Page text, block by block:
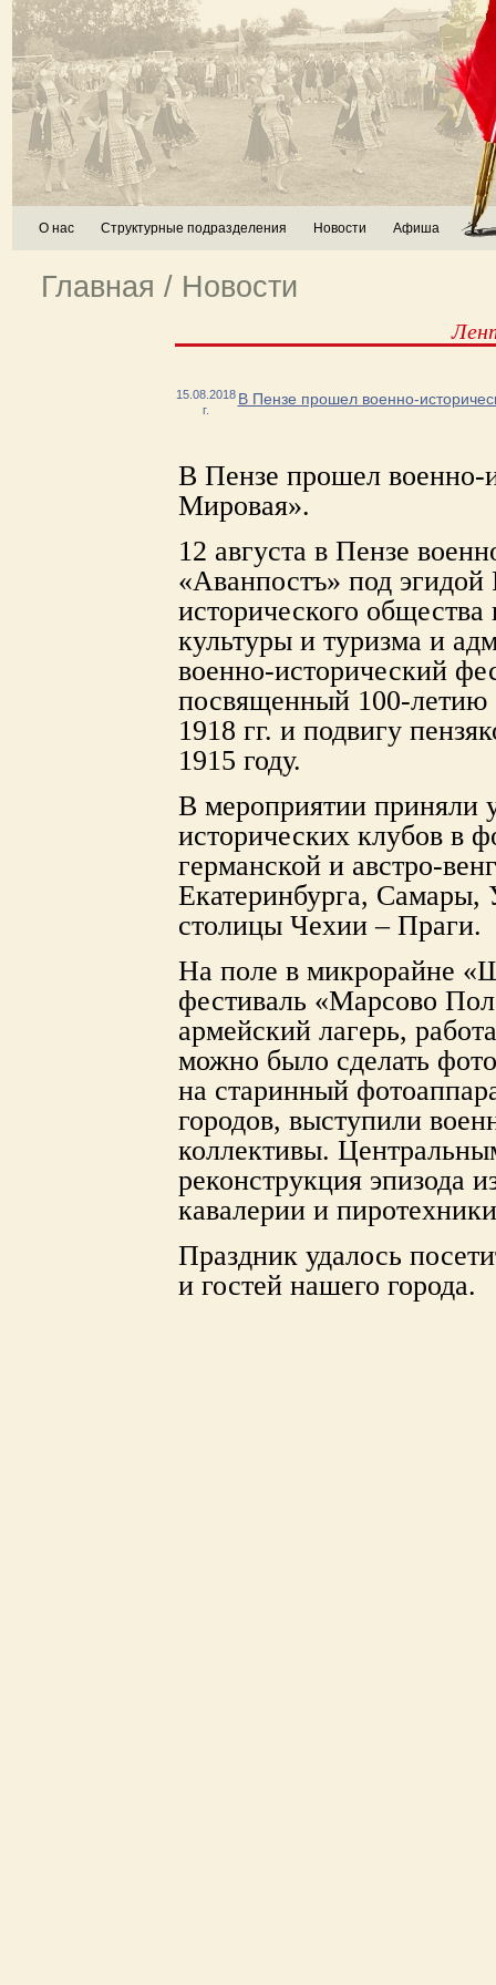
О нас Структурные подразделения Новости Афиша
Главная / Новости
15.08.2018
г.
В Пензе прошел военно-
В Пензе прошел военно-
Мировая».
12 августа в Пензе
«Аванпостъ» под эгидой
исторического
культуры и туризма и
военно-исторический
посвященный 100-летию
1918 гг. и подвигу
1915 году.
В мероприятии приняли
исторических клубов в
германской и австро-
Екатеринбурга, Самары,
столицы Чехии – Праги.
На поле в микрорайне
фестиваль «Марсово
армейский лагерь,
можно было сделать
на старинный
городов, выступили
коллективы.
реконструкция эпизода
кавалерии и
Праздник удалось
и гостей нашего города.